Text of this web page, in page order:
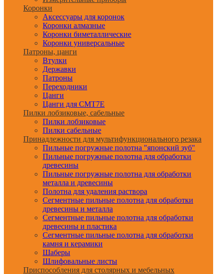
Коронки
Аксессуары для коронок
Коронки алмазные
Коронки биметаллические
Коронки универсальные
Патроны, цанги
Втулки
Державки
Патроны
Переходники
Цанги
Цанги для CMT7E
Пилки лобзиковые, сабельные
Пилки лобзиковые
Пилки сабельные
Принадлежности для мультифункционального резака
Пильные погружные полотна "японский зуб"
Пильные погружные полотна для обработки
древесины
Пильные погружные полотна для обработки
металла и древесины
Полотна для удаления раствора
Сегментные пильные полотна для обработки
древесины и металла
Сегментные пильные полотна для обработки
древесины и пластика
Сегментные пильные полотна для обработки
камня и керамики
Шаберы
Шлифовальные листы
Приспособления для столярных и мебельных